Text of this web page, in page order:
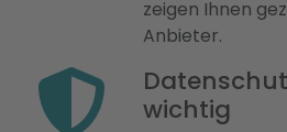
zeigen Ihnen
Anbieter.
wichtig